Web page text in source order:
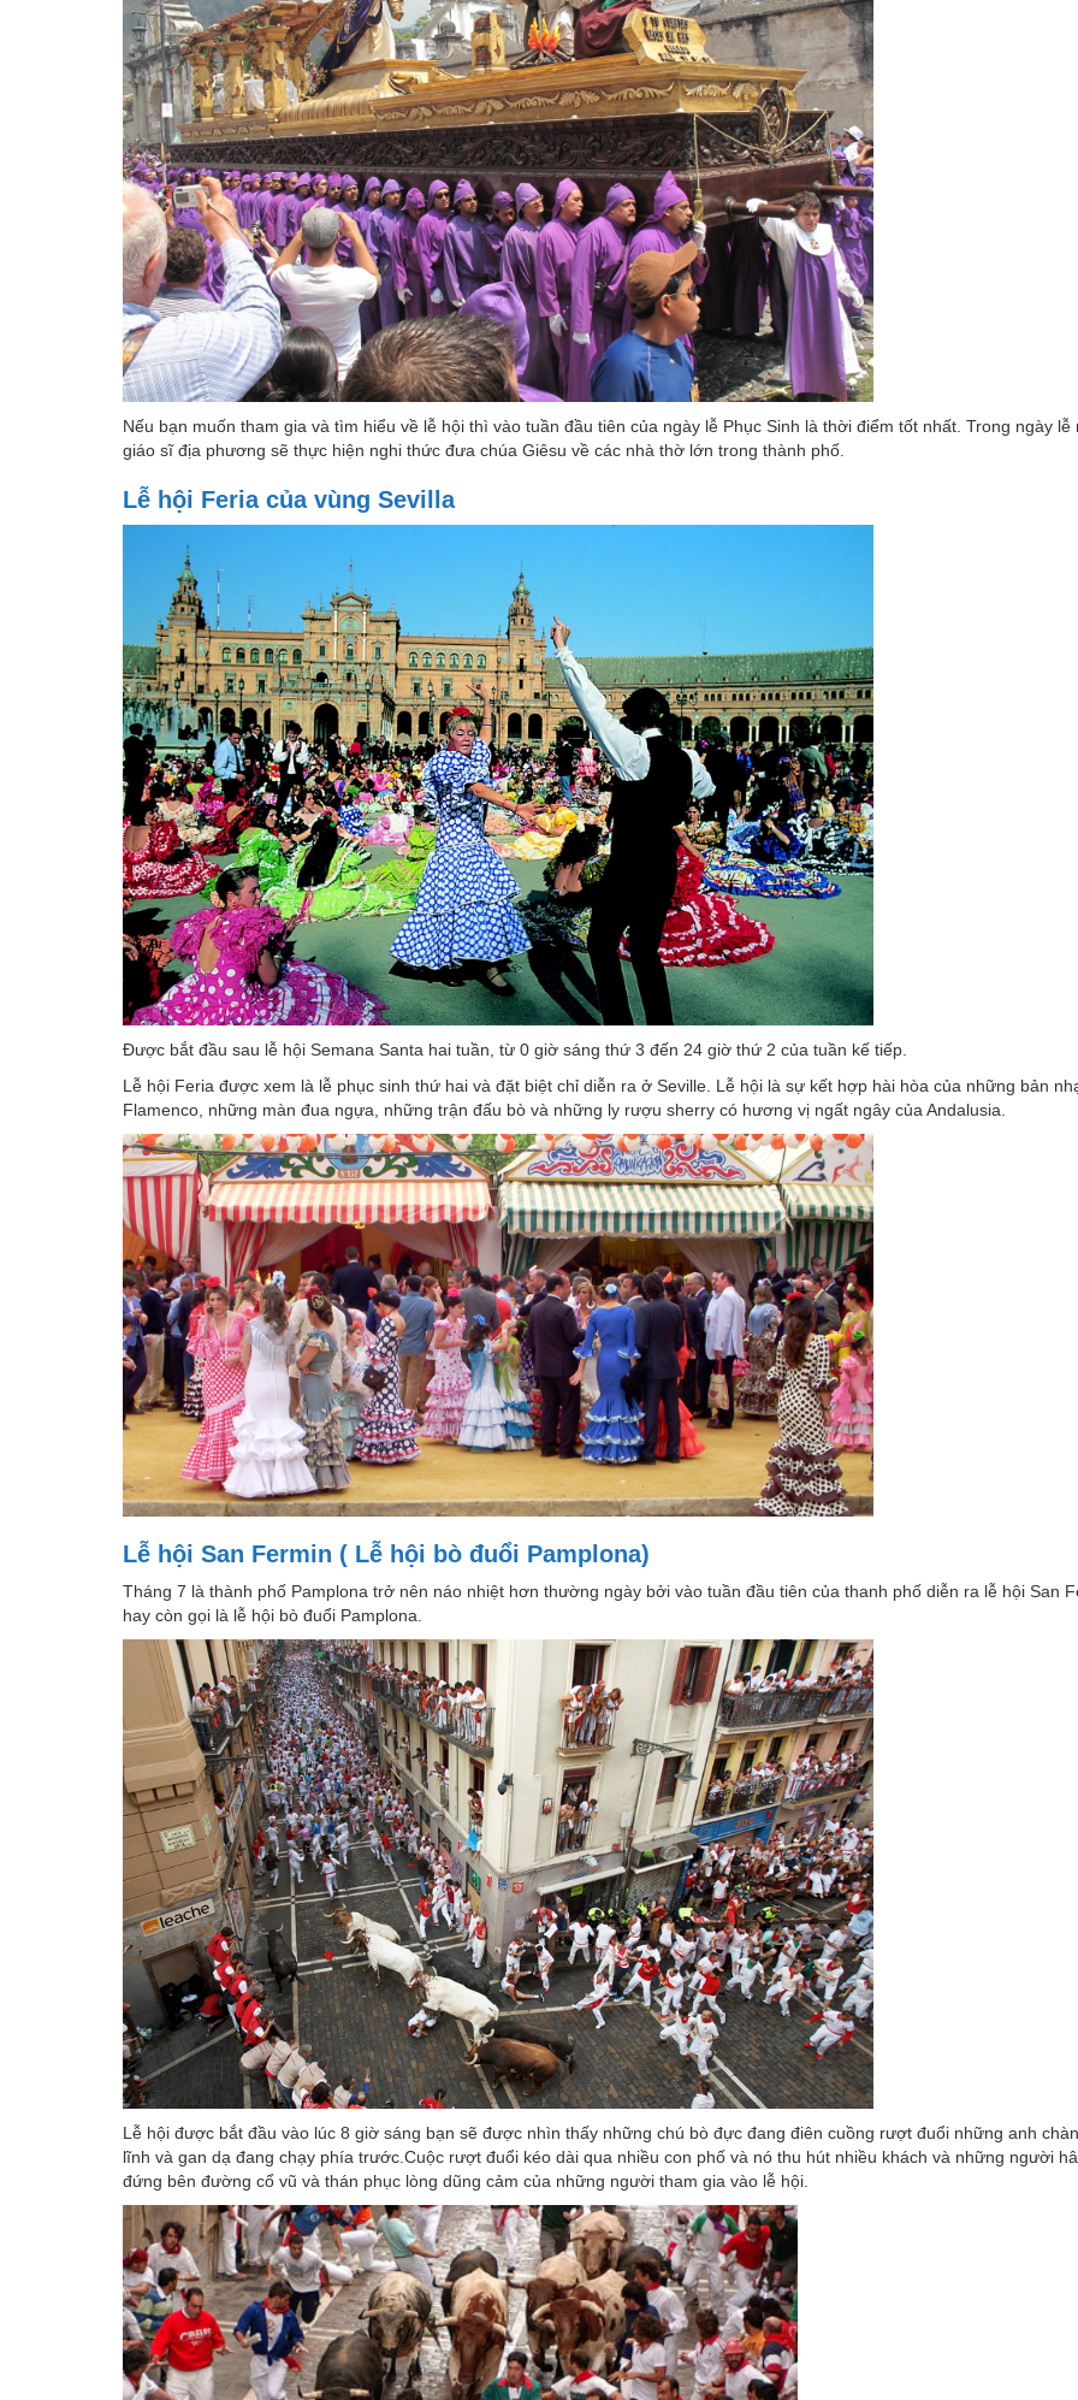
Nếu bạn muốn tham gia và tìm hiểu về lễ hội thì vào tuần đầu tiên của ngày lễ Phục Sinh là thời điểm tốt nhất. Trong ngày lễ
giáo sĩ địa phương sẽ thực hiện nghi thức đưa chúa Giêsu về các nhà thờ lớn trong thành phố.
Lễ hội Feria của vùng Sevilla
Được bắt đầu sau lễ hội Semana Santa hai tuần, từ 0 giờ sáng thứ 3 đến 24 giờ thứ 2 của tuần kế tiếp.
Lễ hội Feria được xem là lễ phục sinh thứ hai và đặt biệt chỉ diễn ra ở Seville. Lễ hội là sự kết hợp hài hòa của những bản
Flamenco, những màn đua ngựa, những trận đấu bò và những ly rượu sherry có hương vị ngất ngây của Andalusia.
Lễ hội San Fermin ( Lễ hội bò đuổi Pamplona)
Tháng 7 là thành phố Pamplona trở nên náo nhiệt hơn thường ngày bởi vào tuần đầu tiên của thanh phố diễn ra lễ hội San
hay còn gọi là lễ hội bò đuổi Pamplona.
Lễ hội được bắt đầu vào lúc 8 giờ sáng bạn sẽ được nhìn thấy những chú bò đực đang điên cuồng rượt đuổi những anh
lĩnh và gan dạ đang chạy phía trước.Cuộc rượt đuổi kéo dài qua nhiều con phố và nó thu hút nhiều khách và những người
đứng bên đường cổ vũ và thán phục lòng dũng cảm của những người tham gia vào lễ hội.